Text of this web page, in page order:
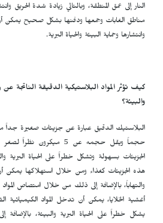
النار إلى عمق المنطقة، وبالتالي زيادة شدة الحريق
مناطق الغابات وجمعها ودفنها بشكل صحيح يمكن أن
وانتشارها وحماية البيئة والحياة البرية.
كيف تؤثر المواد البلاستيكية الدقيقة الناتجة عن
والبيئة؟
البلاستيك الدقيق عبارة عن جزيئات صغيرة جداً
حجماً ويقل حجمه عن 5
الجزيئات بسهولة وتشكل خطراً على الحياة البرية
هذه الجزيئات كغذاء ومن خلال استهلاكها يمكن
والتهاباً، بالإضافة إلى ذلك من خلال امتصاص
أغشية الخلايا، يمكن أن تدخل المواد الكيميائية
يشكل خطراً على الحياة البرية والبيئة،